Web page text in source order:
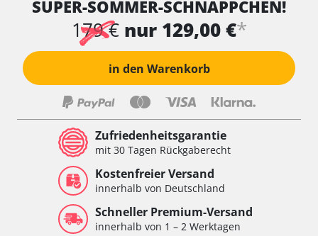
Wischersteuerung
Xenon links
Xenon rechts
Zentrale Bedieneinheit
Zentralelektronik
Zentralelektronik hinten
Zentralelektronik vorne
Zentralelektronik vorne Beifahrer
Zentralelektronik vorne Fahrer
Verfügbarkeit abhängig von Modell, Motorisierung, Ausstattung
und Konfiguration
SUPER-SOMMER-SCHNÄPPCHEN!
179 € nur 129,00 €*
in den Warenkorb
Zufriedenheitsgarantie
mit 30 Tagen Rückgaberecht
Kostenfreier Versand
innerhalb von Deutschland
Schneller Premium-Versand
innerhalb von 1 – 2 Werktagen